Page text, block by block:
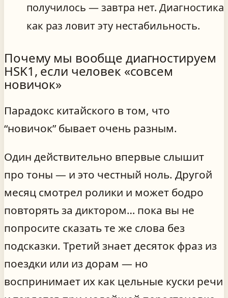
получилось — завтра нет. Диагностика
как раз ловит эту нестабильность.
Почему мы вообще диагностируем
HSK1, если человек «совсем
новичок»
Парадокс китайского в том, что
“новичок” бывает очень разным.
Один действительно впервые слышит
про тоны — и это честный ноль. Другой
месяц смотрел ролики и может бодро
повторять за диктором… пока вы не
попросите сказать те же слова без
подсказки. Третий знает десяток фраз из
поездки или из дорам — но
воспринимает их как цельные куски речи